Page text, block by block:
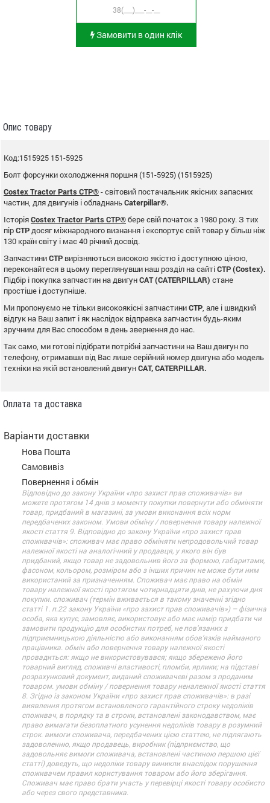
Замовити в один клік
Опис товару
Код:1515925 151-5925
Болт форсунки охолодження поршня (151-5925) (1515925)
Costex Tractor Parts CTP®- світовий постачальник якісних запасних
частин, для двигунів і обладнаньCaterpillar®.
ІсторіяCostex Tractor Parts CTP®бере свій початок з 1980 року. З тих
пірCTP досяг міжнародного визнання і експортує свій товар у більш ніж
130 країн світу і має 40 річний досвід.
ЗапчастиниCTP вирізняються високою якістю і доступною ціною,
переконайтеся в цьому переглянувши наш розділ на сайтіCTP (Costex).
Підбір і покупка запчастин на двигунCAT (CATERPILLAR) стане
простіше і доступніше.
Ми пропонуємо не тільки високоякісні запчастиниCTP , але і швидкий
відгук на Ваш запит і як наслідок відправка запчастин будь-яким
зручним для Вас способом в день звернення до нас.
Так само, ми готові підібрати потрібні запчастини на Ваш двигун по
телефону, отримавши від Вас лише серійний номер двигуна або модель
техніки на якій встановлений двигунCAT, CATERPILLAR.
Оплата та доставка
Варіанти доставки
Нова Пошта
Самовивіз
Повернення і обмін
Відповідно до закону України «про захист прав споживачів» ви
можете протягом 14 днів з моменту покупки повернути або обміняти
товар, придбаний в магазині, за умови виконання всіх норм
передбачених законом. Умови обміну / повернення товару належної
якості стаття 9. Відповідно до закону України «про захист прав
споживачів»: споживач має право обміняти непродовольчий товар
належної якості на аналогічний у продавця, у якого він був
придбаний, якщо товар не задовольнив його за формою, габаритами,
фасоном, кольором, розміром або з інших причин не може бути ним
використаний за призначенням. Споживач має право на обмін
товару належної якості протягом чотирнадцяти днів, не рахуючи дня
покупки. споживач (термін вживається в такому значенні згідно
статті 1. п.22 закону України «про захист прав споживачів») – фізична
особа, яка купує, замовляє, використовує або має намір придбати чи
замовити продукцію для особистих потреб, не пов’язаних з
підприємницькою діяльністю або виконанням обов’язків найманого
працівника. обмін або повернення товару належної якості
провадиться: якщо не використовувався; якщо збережено його
товарний вигляд, споживчі властивості, пломби, ярлики; на підставі
розрахунковий документ, виданий споживачеві разом з проданим
товаром. умови обміну / повернення товару неналежної якості стаття
8. Згідно із законом України «про захист прав споживачів»: в разі
виявлення протягом встановленого гарантійного строку недоліків
споживач, в порядку та в строки, встановлені законодавством, має
право вимагати безоплатного усунення недоліків товару в розумний
строк. вимоги споживача, передбачених цією статтею, не підлягають
задоволенню, якщо продавець, виробник (підприємство, що
задовольняє вимоги споживача, встановлені частиною першою цієї
статті) доведуть, що недоліки товару виникли внаслідок порушення
споживачем правил користування товаром або його зберігання.
Споживач має право брати участь у перевірці якості товару особисто
або через свого представника.